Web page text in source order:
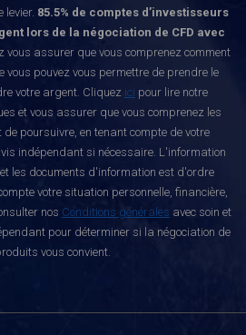
levier. 85.5% de comptes d’investisseurs
lors de la négociation de CFD avec
vous assurer que vous comprenez comment
vous pouvez vous permettre de prendre le
votre argent. Cliquez ici pour lire notre
et vous assurer que vous comprenez les
poursuivre, en tenant compte de votre
indépendant si nécessaire. L'information
les documents d'information est d'ordre
votre situation personnelle, financière,
nos Conditions générales avec soin et
pour déterminer si la négociation de
vous convient.